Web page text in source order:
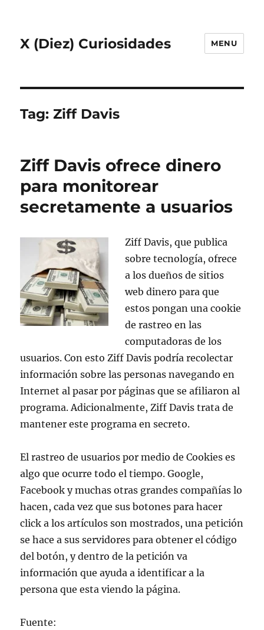
X (Diez) Curiosidades MENU
Tag:Ziff Davis
Ziff Davis ofrece dinero
para monitorear
secretamente a usuarios
Ziff Davis, que publica
sobre tecnología, ofrece
a los dueños de sitios
web dinero para que
estos pongan una cookie
de rastreo en las
computadoras de los
usuarios. Con esto Ziff Davis podría recolectar
información sobre las personas navegando en
Internet al pasar por páginas que se afiliaron al
programa. Adicionalmente, Ziff Davis trata de
mantener este programa en secreto.
El rastreo de usuarios por medio de Cookies es
algo que ocurre todo el tiempo. Google,
Facebook y muchas otras grandes compañías lo
hacen, cada vez que sus botones para hacer
click a los artículos son mostrados, una petición
se hace a sus servidores para obtener el código
del botón, y dentro de la petición va
información que ayuda a identificar a la
persona que esta viendo la página.
Fuente: